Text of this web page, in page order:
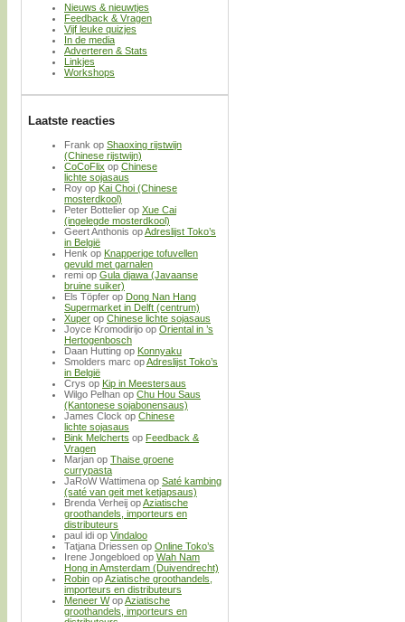
Nieuws & nieuwtjes
Feedback & Vragen
Vijf leuke quizjes
In de media
Adverteren & Stats
Linkjes
Workshops
Laatste reacties
Frank op Shaoxing rijstwijn
(Chinese rijstwijn)
CoCoFlix op Chinese
lichte sojasaus
Roy op Kai Choi (Chinese
mosterdkool)
Peter Bottelier op Xue Cai
(ingelegde mosterdkool)
Geert Anthonis opAdreslijst Toko’s
in België
Henk op Knapperige tofuvellen
gevuld met garnalen
remi op Gula djawa (Javaanse
bruine suiker)
Els Töpfer op Dong Nan Hang
Supermarket in Delft (centrum)
Xuper op Chinese lichte sojasaus
Joyce Kromodirijo op Oriental in ’s
Hertogenbosch
Daan Hutting op Konnyaku
Smolders marc opAdreslijst Toko’s
in België
Crys op Kip in Meestersaus
Wilgo Pelhan op Chu Hou Saus
(Kantonese sojabonensaus)
James Clock op Chinese
lichte sojasaus
Bink Melcherts op Feedback &
Vragen
Marjan op Thaise groene
currypasta
JaRoW Wattimena op Saté kambing
(saté van geit met ketjapsaus)
Brenda Verheij opAziatische
groothandels, importeurs en
distributeurs
paul idi op Vindaloo
Tatjana Driessen op Online Toko’s
Irene Jongebloed op Wah Nam
Hong in Amsterdam (Duivendrecht)
Robin opAziatische groothandels,
importeurs en distributeurs
Meneer WopAziatische
groothandels, importeurs en